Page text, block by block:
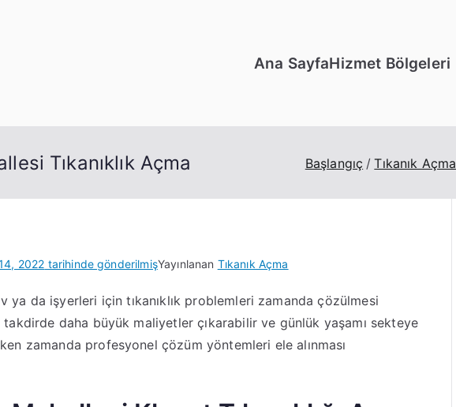
Ana SayfaHizmet Bölgeleri
Tıkanıklık Açma Başlangıç Tıkanık Açma
2022 tarihinde gönderilmişYayınlanan Tıkanık Açma
ya da işyerleri için tıkanıklık problemleri zamanda çözülmesi
daha büyük maliyetler çıkarabilir ve günlük yaşamı sekteye
zamanda profesyonel çözüm yöntemleri ele alınması